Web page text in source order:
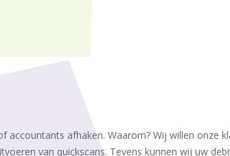
afhaken. Waarom? Wij willen onze
van quickscans. Tevens kunnen wij uw